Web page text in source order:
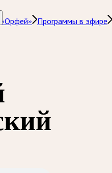
«Орфей»
Программы в эфире